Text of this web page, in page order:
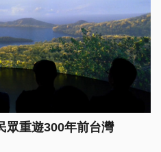
眾重遊300年前台灣